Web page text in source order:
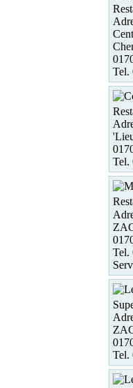
Tel.
Tel.
Tel.
Tel.